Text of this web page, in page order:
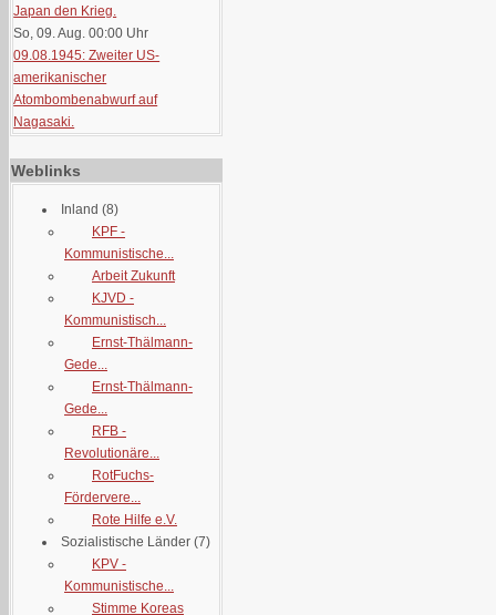
Japan den Krieg.
So, 09. Aug. 00:00 Uhr
09.08.1945: Zweiter US-
amerikanischer
Atombombenabwurf auf
Nagasaki.
Weblinks
Inland (8)
KPF -
Kommunistische...
Arbeit Zukunft
KJVD -
Kommunistisch...
Ernst-Thälmann-
Gede...
Ernst-Thälmann-
Gede...
RFB -
Revolutionäre...
RotFuchs-
Fördervere...
Rote Hilfe e.V.
Sozialistische Länder (7)
KPV -
Kommunistische...
Stimme Koreas